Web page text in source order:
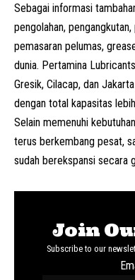
Sebagai informasi
pengolahan,
pemasaran pelumas,
dunia. Pertamina
Gresik, Cilacap, dan
dengan total kapasitas
Selain memenuhi
terus berkembang pesat,
sudah berekspansi secara
Join
Subscribe to our